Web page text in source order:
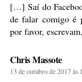
[…] Saí do
de falar comigo é
por favor,
Chris Massotediz:
13 de outubro de 2017 às